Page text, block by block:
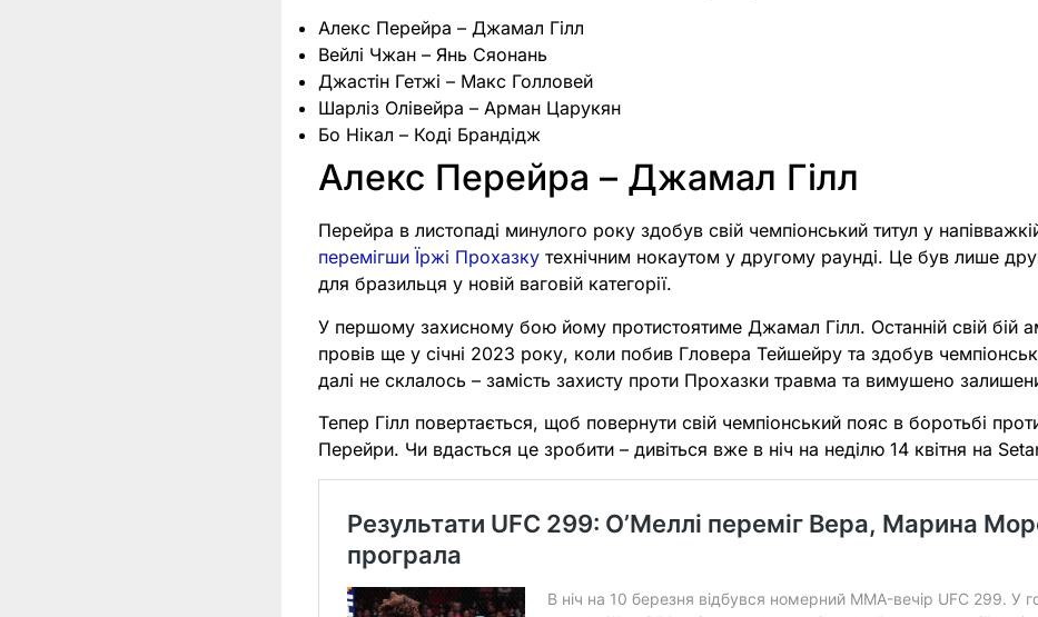
Алекс Перейра – Джамал Гілл
Вейлі Чжан – Янь Сяонань
Джастін Гетжі – Макс Голловей
Шарліз Олівейра – Арман Царукян
Бо Нікал – Коді Брандідж
Алекс Перейра – Джамал Гілл
Перейра в листопаді минулого року здобув свій чемпіонський титул у
перемігши Їржі Прохазку технічним нокаутом у другому раунді. Це був лише
для бразильця у новій ваговій категорії.
У першому захисному бою йому протистоятиме Джамал Гілл. Останній свій бій
провів ще у січні 2023 року, коли побив Гловера Тейшейру та здобув
далі не склалось – замість захисту проти Прохазки травма та вимушено
Тепер Гілл повертається, щоб повернути свій чемпіонський пояс в боротьбі
Перейри. Чи вдасться це зробити – дивіться вже в ніч на неділю 14 квітня на